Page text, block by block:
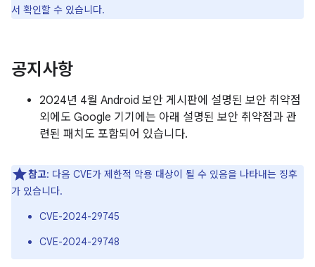
서 확인할 수 있습니다.
공지사항
2024년 4월 Android 보안 게시판에 설명된 보안 취약점
외에도 Google 기기에는 아래 설명된 보안 취약점과 관
련된 패치도 포함되어 있습니다.
참고: 다음 CVE가 제한적 악용 대상이 될 수 있음을 나타내는 징후
가 있습니다.
CVE-2024-29745
CVE-2024-29748